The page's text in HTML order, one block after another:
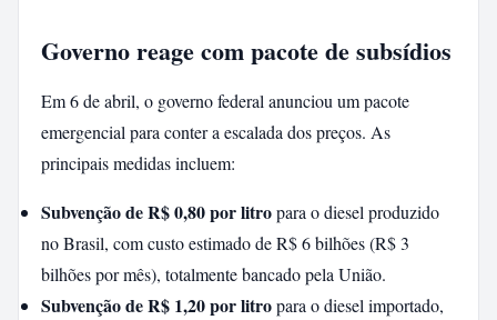
Governo reage com pacote de subsídios
Em 6 de abril, o governo federal anunciou um pacote
emergencial para conter a escalada dos preços. As
principais medidas incluem:
Subvenção de R$ 0,80 por litropara o diesel produzido
no Brasil, com custo estimado de R$ 6 bilhões (R$ 3
bilhões por mês), totalmente bancado pela União.
Subvenção de R$ 1,20 por litropara o diesel importado,